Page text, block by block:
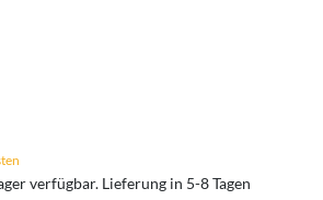
verfügbar. Lieferung in 5-8 Tagen